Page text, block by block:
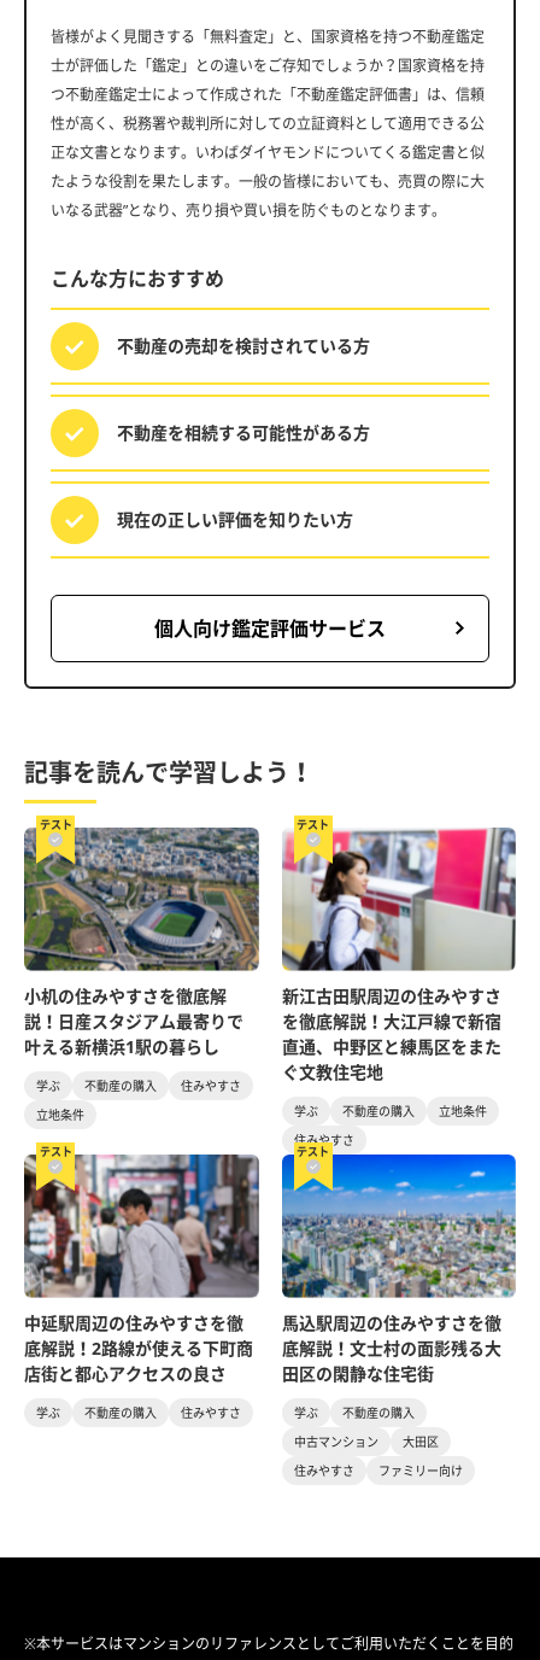
皆様がよく見聞きする「無料査定」と、国家資格を持つ不動産鑑定
士が評価した「鑑定」との違いをご存知でしょうか？国家資格を持
つ不動産鑑定士によって作成された「不動産鑑定評価書」は、信頼
性が高く、税務署や裁判所に対しての立証資料として適用できる公
正な文書となります。いわばダイヤモンドについてくる鑑定書と似
たような役割を果たします。一般の皆様においても、売買の際に大
いなる武器”となり、売り損や買い損を防ぐものとなります。
こんな方におすすめ
不動産の売却を検討されている方
不動産を相続する可能性がある方
現在の正しい評価を知りたい方
個人向け鑑定評価サービス
記事を読んで学習しよう！
テスト
小机の住みやすさを徹底解
説！日産スタジアム最寄りで
叶える新横浜1駅の暮らし
学ぶ 不動産の購入
住みやすさ
立地条件
テスト
新江古田駅周辺の住みやすさ
を徹底解説！大江戸線で新宿
直通、中野区と練馬区をまた
ぐ文教住宅地
学ぶ 不動産の購入
立地条件
住みやすさ
テスト
中延駅周辺の住みやすさを徹
底解説！2路線が使える下町商
店街と都心アクセスの良さ
学ぶ 不動産の購入 住みやすさ
テスト
馬込駅周辺の住みやすさを徹
底解説！文士村の面影残る大
田区の閑静な住宅街
学ぶ
不動産の購入
中古マンション
大田区
住みやすさ
ファミリー向け
※本サービスはマンションのリファレンスとしてご利用いただくことを目的